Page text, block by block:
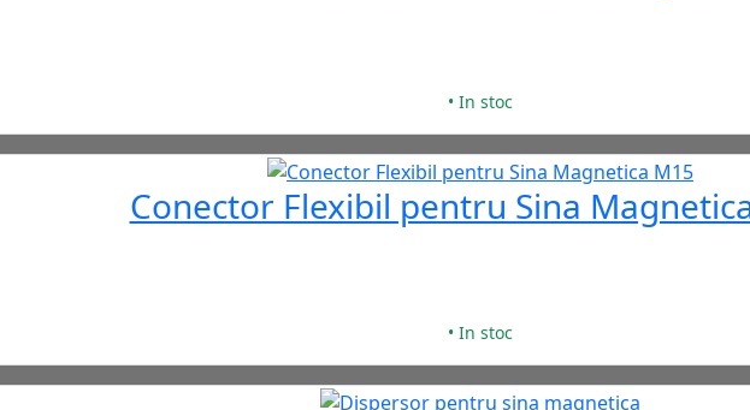
• In stoc
Conector Flexibil pentru Sina
• In stoc